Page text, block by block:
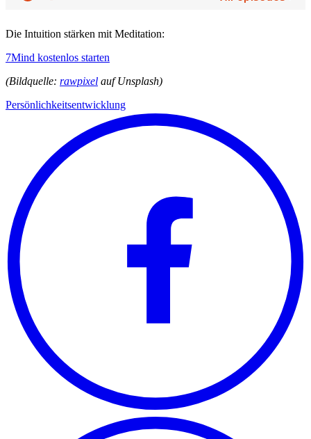
Die Intuition stärken mit Meditation:
7Mind kostenlos starten
(Bildquelle: rawpixel auf Unsplash)
Persönlichkeitsentwicklung